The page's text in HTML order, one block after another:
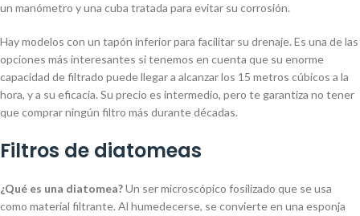
un manómetro y una cuba tratada para evitar su corrosión.
Hay modelos con un tapón inferior para facilitar su drenaje. Es una de las
opciones más interesantes si tenemos en cuenta que su enorme
capacidad de filtrado puede llegar a alcanzar los 15 metros cúbicos a la
hora, y a su eficacia. Su precio es intermedio, pero te garantiza no tener
que comprar ningún filtro más durante décadas.
Filtros de diatomeas
¿Qué es una diatomea?Un ser microscópico fosilizado que se usa
como material filtrante. Al humedecerse, se convierte en una esponja